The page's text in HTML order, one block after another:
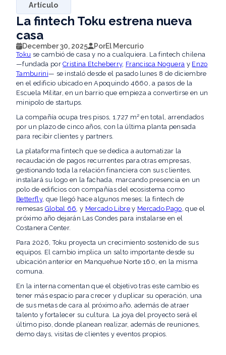
Artículo
La fintech Toku estrena nueva
casa
December 30, 2025 PorEl Mercurio
Toku se cambió de casa y no a cualquiera. La fintech chilena
—fundada porCristina Etcheberry, Francisca Noguera y Enzo
Tamburini— se instaló desde el pasado lunes 8 de diciembre
en el edificio ubicado en Apoquindo 4660, a pasos de la
Escuela Militar, en un barrio que empieza a convertirse en un
minipolo de startups.
La compañía ocupa tres pisos, 1.727 m² en total, arrendados
por un plazo de cinco años, con la última planta pensada
para recibir clientes y partners.
La plataforma fintech que se dedica a automatizar la
recaudación de pagos recurrentes para otras empresas,
gestionando toda la relación financiera con sus clientes,
instalará su logo en la fachada, marcando presencia en un
polo de edificios con compañías del ecosistema como
Betterfly, que llegó hace algunos meses; la fintech de
remesas Global 66 , y Mercado Librey Mercado Pago , que el
próximo año dejarán Las Condes para instalarse en el
Costanera Center.
Para 2026, Toku proyecta un crecimiento sostenido de sus
equipos. El cambio implica un salto importante desde su
ubicación anterior en Manquehue Norte 160, en la misma
comuna.
En la interna comentan que el objetivo tras este cambio es
tener más espacio para crecer y duplicar su operación, una
de sus metas de cara al próximo año, además de atraer
talento y fortalecer su cultura. La joya del proyecto será el
último piso, donde planean realizar, además de reuniones,
demo days, visitas de clientes y eventos propios.